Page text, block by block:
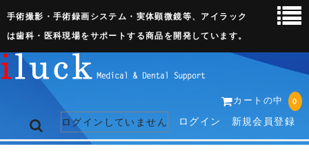
手術撮影・手術録画システム・実体顕微鏡等、アイラック
は歯科・医科現場をサポートする商品を開発しています。
カートの中 0
ログインしていません ログイン 新規会員登録